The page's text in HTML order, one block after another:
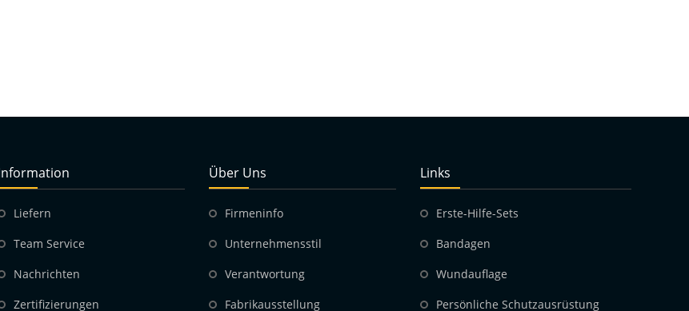
Liefern
Team Service
Nachrichten
Zertifizierungen
Über Uns
Firmeninfo
Unternehmensstil
Verantwortung
Fabrikausstellung
Links
Erste-Hilfe-Sets
Bandagen
Wundauflage
Persönliche Schutzausrüstung